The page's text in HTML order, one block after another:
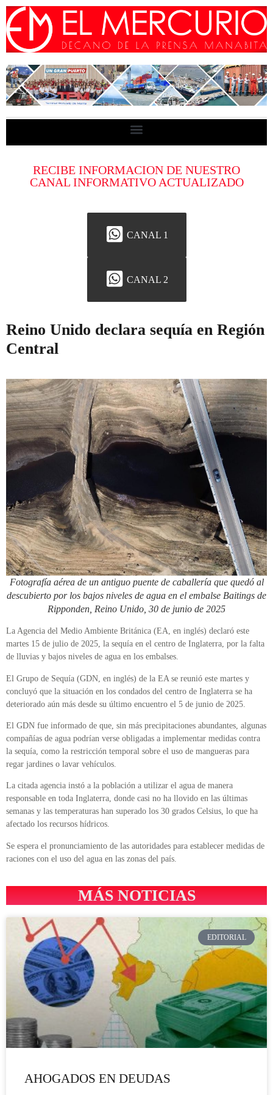
RECIBE INFORMACION DE NUESTRO
CANAL INFORMATIVO ACTUALIZADO
CANAL 1
CANAL 2
Reino Unido declara sequía en Región
Central
Fotografía aérea de un antiguo puente de caballería que quedó al
descubierto por los bajos niveles de agua en el embalse Baitings de
Ripponden, Reino Unido, 30 de junio de 2025
La Agencia del Medio Ambiente Británica (EA, en inglés) declaró este
martes 15 de julio de 2025, la sequía en el centro de Inglaterra, por la falta
de lluvias y bajos niveles de agua en los embalses.
El Grupo de Sequía (GDN, en inglés) de la EA se reunió este martes y
concluyó que la situación en los condados del centro de Inglaterra se ha
deteriorado aún más desde su último encuentro el 5 de junio de 2025.
El GDN fue informado de que, sin más precipitaciones abundantes, algunas
compañías de agua podrían verse obligadas a implementar medidas contra
la sequía, como la restricción temporal sobre el uso de mangueras para
regar jardines o lavar vehículos.
La citada agencia instó a la población a utilizar el agua de manera
responsable en toda Inglaterra, donde casi no ha llovido en las últimas
semanas y las temperaturas han superado los 30 grados Celsius, lo que ha
afectado los recursos hídricos.
Se espera el pronunciamiento de las autoridades para establecer medidas de
raciones con el uso del agua en las zonas del país.
MÁS NOTICIAS
EDITORIAL
AHOGADOS EN DEUDAS